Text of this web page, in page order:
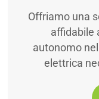
Offriamo una
affidabile
autonomo
elettrica